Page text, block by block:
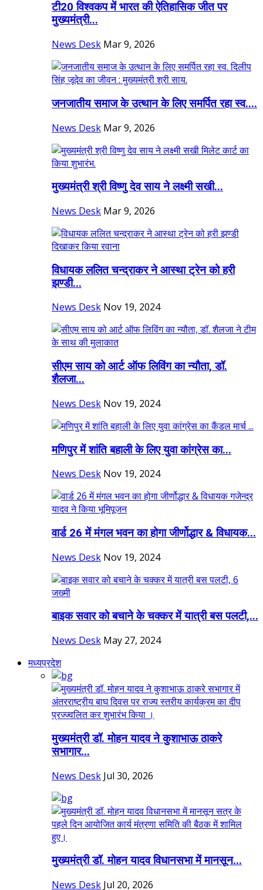
टी20 विश्वकप में भारत की ऐतिहासिक जीत पर
मुख्यमंत्री...
News Desk Mar 9, 2026
जनजातीय समाज के उत्थान के लिए समर्पित रहा स्व....
News Desk Mar 9, 2026
मुख्यमंत्री श्री विष्णु देव साय ने लक्ष्मी सखी...
News Desk Mar 9, 2026
विधायक ललित चन्द्राकर ने आस्था ट्रेन को हरी
झण्डी...
News Desk Nov 19, 2024
सीएम साय को आर्ट ऑफ लिविंग का न्यौता, डॉ.
शैलजा...
News Desk Nov 19, 2024
मणिपुर में शांति बहाली के लिए युवा कांग्रेस का...
News Desk Nov 19, 2024
वार्ड 26 में मंगल भवन का होगा जीर्णोद्धार & विधायक...
News Desk Nov 19, 2024
बाइक सवार को बचाने के चक्कर में यात्री बस पलटी,...
News Desk May 27, 2024
मध्यप्रदेश
मुख्यमंत्री डॉ. मोहन यादव ने कुशाभाऊ ठाकरे
सभागार...
News Desk Jul 30, 2026
मुख्यमंत्री डॉ. मोहन यादव विधानसभा में मानसून...
News Desk Jul 20, 2026